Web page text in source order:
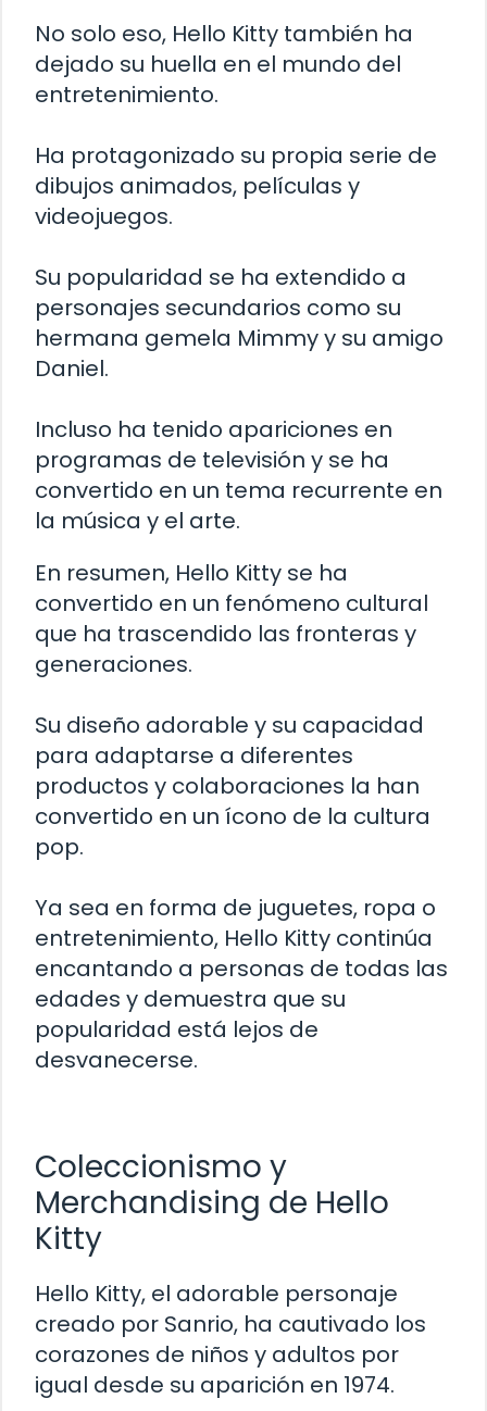
No solo eso, Hello Kitty también ha
dejado su huella en el mundo del
entretenimiento.
Ha protagonizado su propia serie de
dibujos animados, películas y
videojuegos.
Su popularidad se ha extendido a
personajes secundarios como su
hermana gemela Mimmy y su amigo
Daniel.
Incluso ha tenido apariciones en
programas de televisión y se ha
convertido en un tema recurrente en
la música y el arte.
En resumen, Hello Kitty se ha
convertido en un fenómeno cultural
que ha trascendido las fronteras y
generaciones.
Su diseño adorable y su capacidad
para adaptarse a diferentes
productos y colaboraciones la han
convertido en un ícono de la cultura
pop.
Ya sea en forma de juguetes, ropa o
entretenimiento, Hello Kitty continúa
encantando a personas de todas las
edades y demuestra que su
popularidad está lejos de
desvanecerse.
Coleccionismo y
Merchandising de Hello
Kitty
Hello Kitty, el adorable personaje
creado por Sanrio, ha cautivado los
corazones de niños y adultos por
igual desde su aparición en 1974.